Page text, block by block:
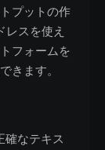
プットの作
スを使え
フォームを
きます。
確なテキス